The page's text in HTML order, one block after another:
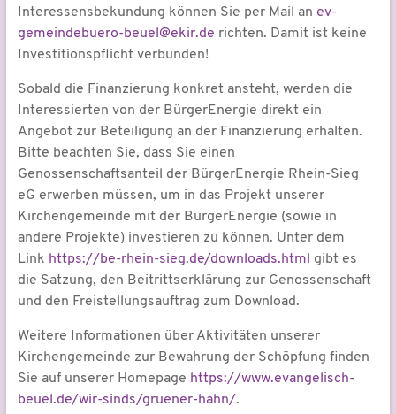
Interessensbekundung können Sie per Mail an ev-
gemeindebuero-beuel@ekir.de richten. Damit ist keine
Investitionspflicht verbunden!
Sobald die Finanzierung konkret ansteht, werden die
Interessierten von der BürgerEnergie direkt ein
Angebot zur Beteiligung an der Finanzierung erhalten.
Bitte beachten Sie, dass Sie einen
Genossenschaftsanteil der BürgerEnergie Rhein-Sieg
eG erwerben müssen, um in das Projekt unserer
Kirchengemeinde mit der BürgerEnergie (sowie in
andere Projekte) investieren zu können. Unter dem
Link https://be-rhein-sieg.de/downloads.html gibt es
die Satzung, den Beitrittserklärung zur Genossenschaft
und den Freistellungsauftrag zum Download.
Weitere Informationen über Aktivitäten unserer
Kirchengemeinde zur Bewahrung der Schöpfung finden
Sie auf unserer Homepage https://www.evangelisch-
beuel.de/wir-sinds/gruener-hahn/.